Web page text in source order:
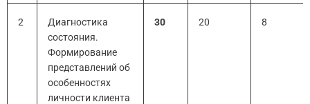
2
Диагностика
состояния.
Формирование
представлений об
особенностях
личности клиента
30 20 8